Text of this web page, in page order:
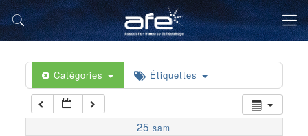
Catégories Étiquettes
25 sam
5 h 00 min
6 h 00 min
7 h 00 min